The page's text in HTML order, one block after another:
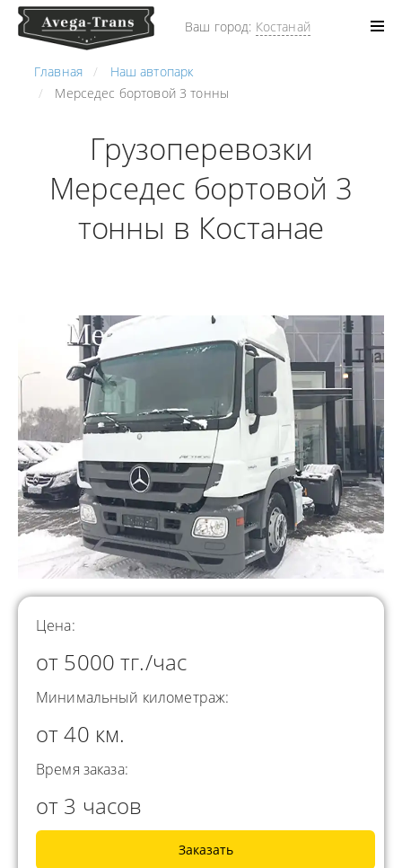
Ваш город: Костанай
Главная
Наш автопарк
Мерседес бортовой 3 тонны
Грузоперевозки
Мерседес бортовой 3
тонны в Костанае
Цена:
от 5000 тг./час
Минимальный километраж:
от 40 км.
Время заказа:
от 3 часов
Заказать